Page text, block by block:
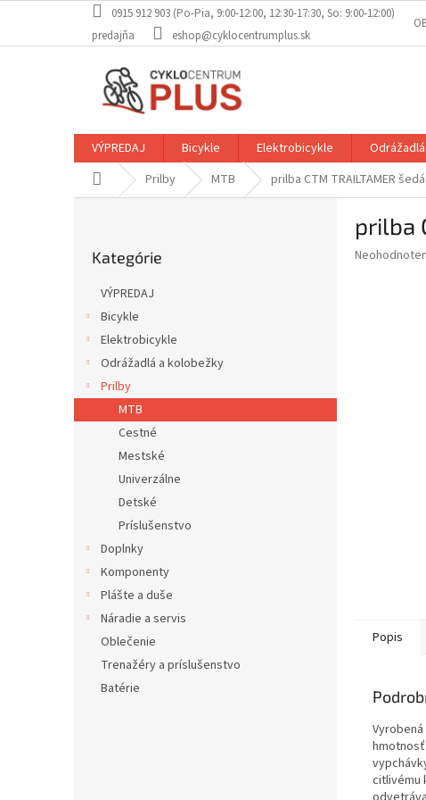
obsah
0915 912 903 (Po-Pia, 9:00-12:00, 12:30-17:30, So: 9:00-12:00)
predajňa
eshop@cyklocentrumplus.sk
VÝPREDAJ Bicykle Elektrobicykle
DomovPrilby MTB prilba CTM TRAILTAMER
kategórie
Kategórie
VÝPREDAJ
Bicykle
Elektrobicykle
Odrážadlá a kolobežky
Prilby
MTB
Cestné
Mestské
Univerzálne
Detské
Príslušenstvo
Doplnky
Komponenty
Plášte a duše
Náradie a servis
Oblečenie
Trenažéry a príslušenstvo
Batérie
prilba
Priemerné
Popis
citlivému